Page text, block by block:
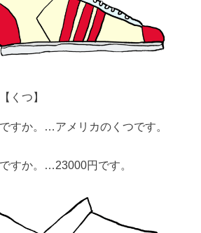
くつ】
すか。…アメリカのくつです。
すか。…23000円です。